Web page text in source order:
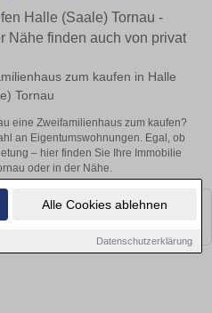
Alle Cookies ablehnen
Datenschutzerklärung
Halle (Saale) Tornau -
Nähe finden auch von privat
zum kaufen in Halle
Tornau
eine Zweifamilienhaus zum kaufen?
an Eigentumswohnungen. Egal, ob
– hier finden Sie Ihre Immobilie
oder in der Nähe.
Objekte finden. Schauen Sie